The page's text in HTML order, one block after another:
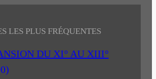
LES PLUS FRÉQUENTES
DU XI° AU XIII°